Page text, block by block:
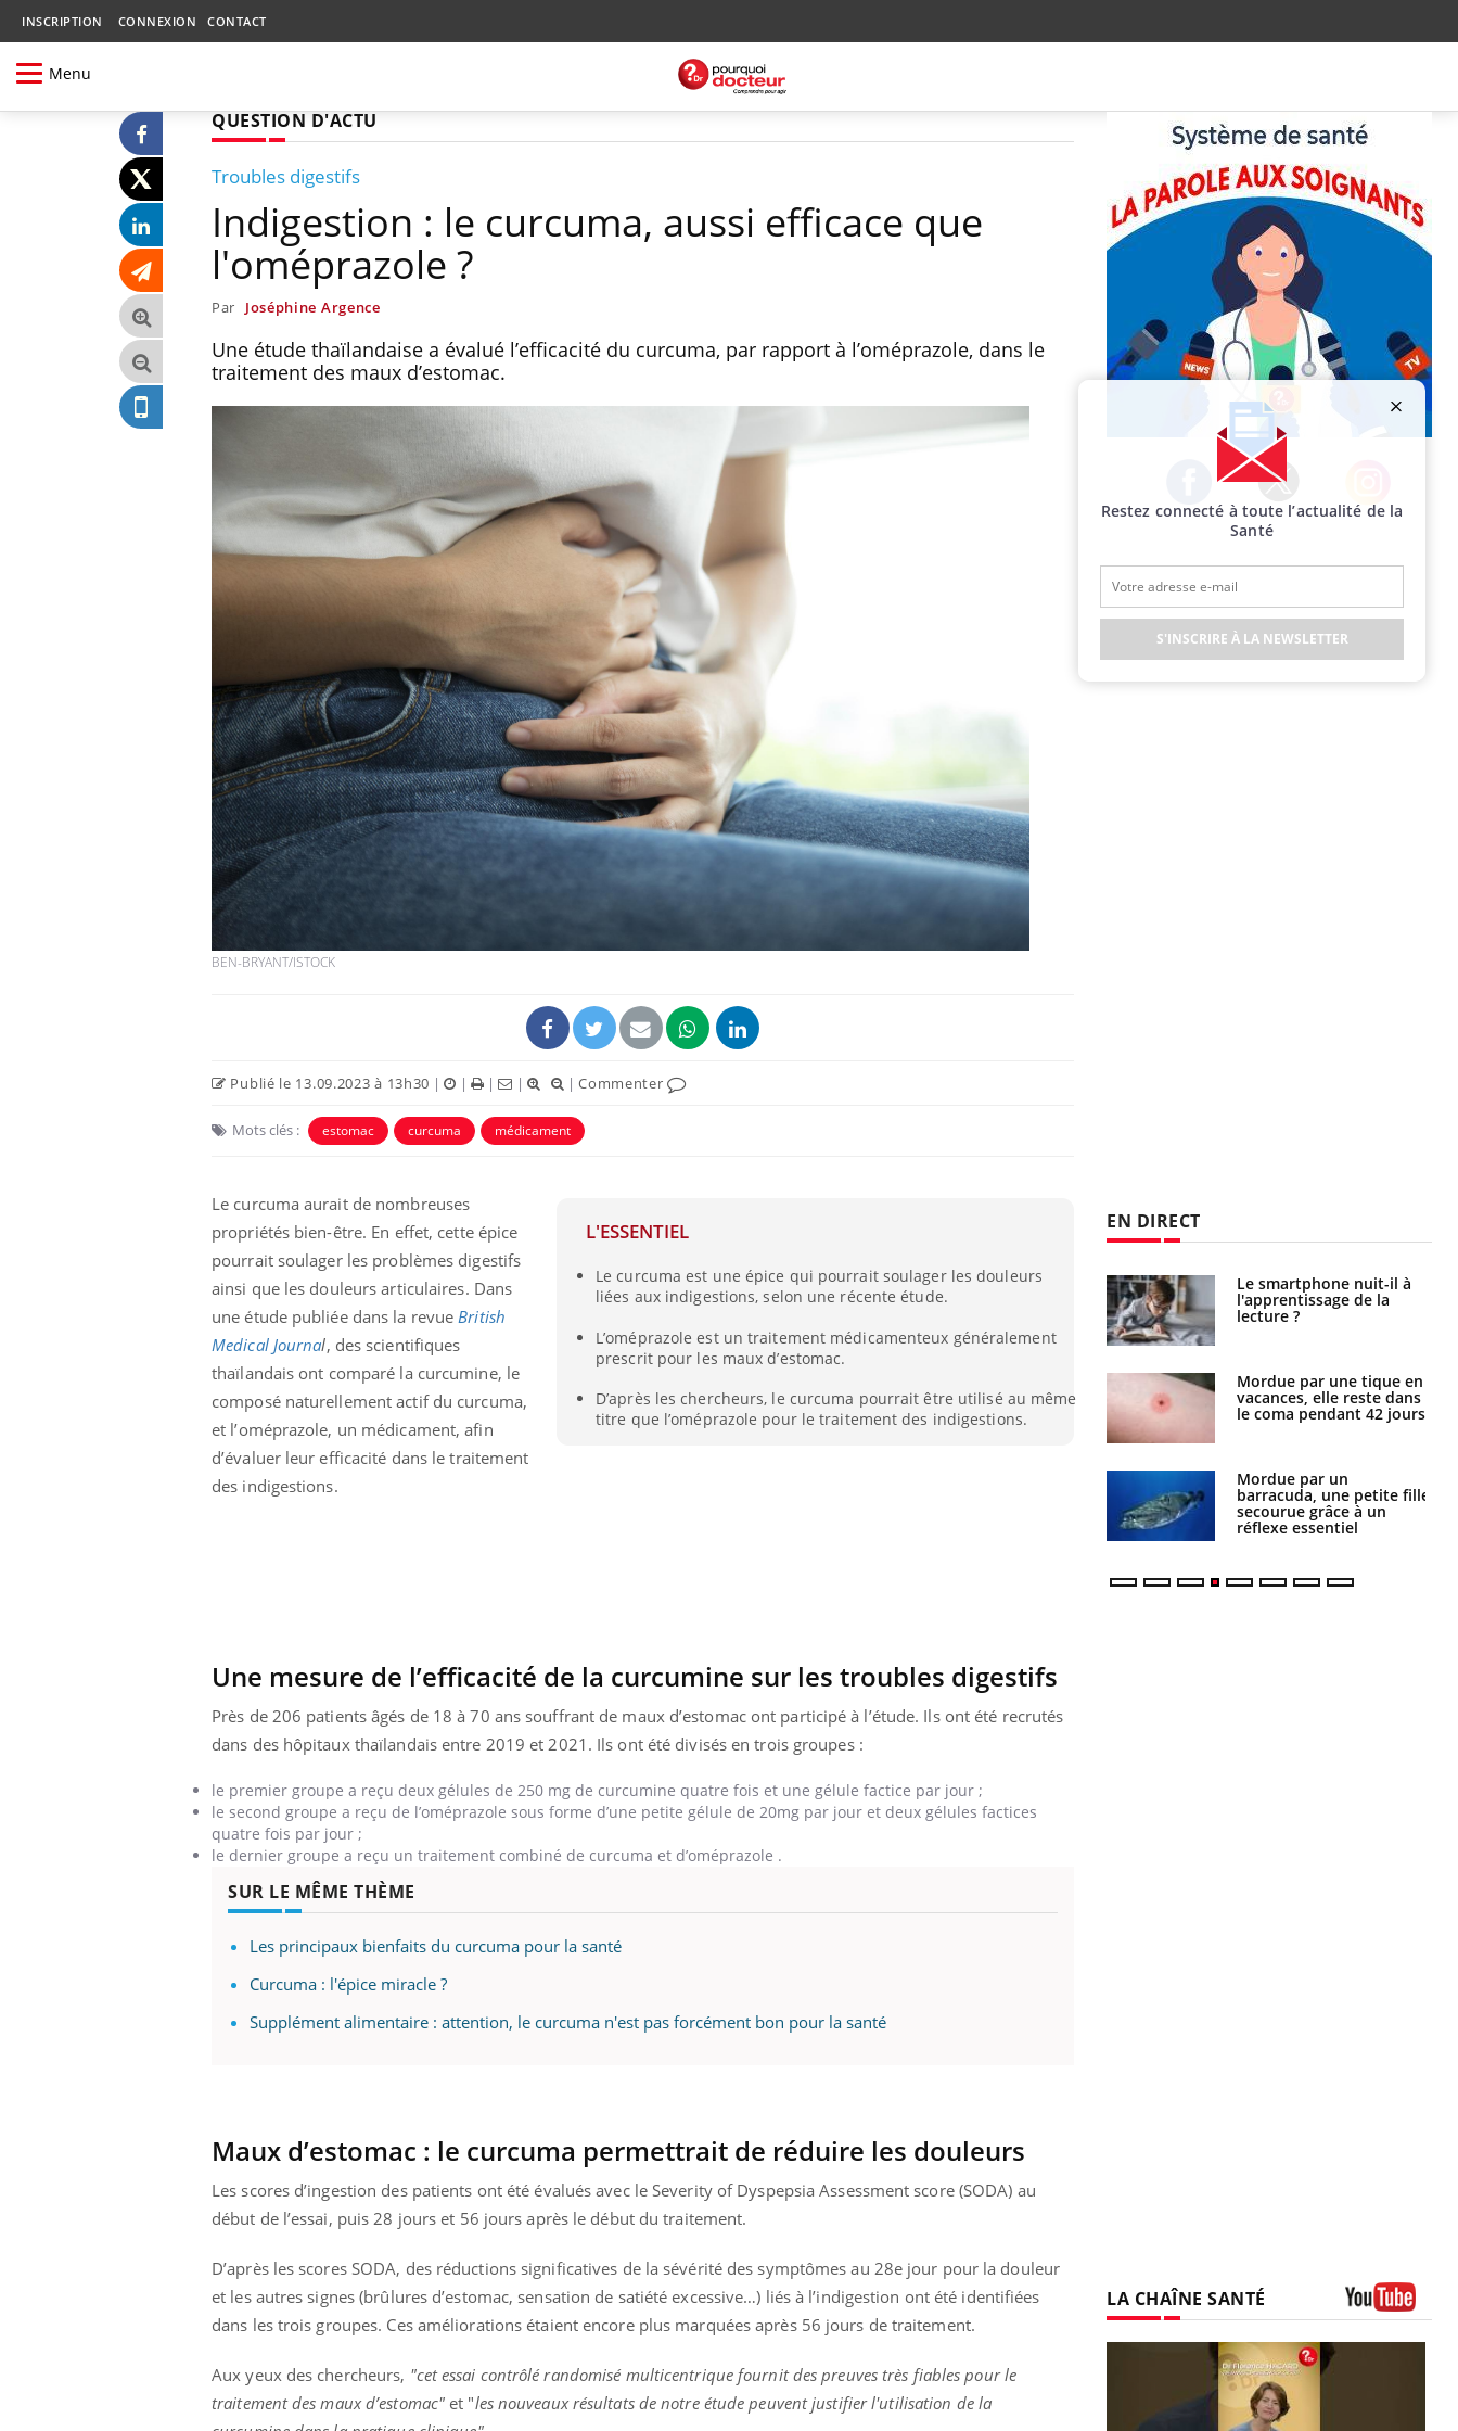
INSCRIPTION CONNEXION CONTACT
Menu
QUESTION D'ACTU
Troubles digestifs
Indigestion : le curcuma, aussi efficace que
l'oméprazole ?
Par Joséphine Argence
Une étude thaïlandaise a évalué l’efficacité du curcuma, par rapport à l’oméprazole, dans le
traitement des maux d’estomac.
BEN-BRYANT/ISTOCK
Publié le 13.09.2023 à 13h30 | | | | |Commenter
Mots clés : estomac curcuma médicament
L'ESSENTIEL
Le curcuma est une épice qui pourrait soulager les douleurs
liées aux indigestions, selon une récente étude.
L’oméprazole est un traitement médicamenteux généralement
prescrit pour les maux d’estomac.
D’après les chercheurs, le curcuma pourrait être utilisé au même
titre que l’oméprazole pour le traitement des indigestions.
Le curcuma aurait de nombreuses
propriétés bien-être. En effet, cette épice
pourrait soulager les problèmes digestifs
ainsi que les douleurs articulaires. Dans
une étude publiée dans la revueBritish
Medical Journal, des scientifiques
thaïlandais ont comparé la curcumine, le
composé naturellement actif du curcuma,
et l’oméprazole, un médicament, afin
d’évaluer leur efficacité dans le traitement
des indigestions.
Une mesure de l’efficacité de la curcumine sur les troubles digestifs
Près de 206 patients âgés de 18 à 70 ans souffrant de maux d’estomac ont participé à l’étude. Ils ont été recrutés
dans des hôpitaux thaïlandais entre 2019 et 2021. Ils ont été divisés en trois groupes :
le premier groupe a reçu deux gélules de 250 mg de curcumine quatre fois et une gélule factice par jour ;
le second groupe a reçu de l’oméprazole sous forme d’une petite gélule de 20mg par jour et deux gélules factices
quatre fois par jour ;
le dernier groupe a reçu un traitement combiné de curcuma et d’oméprazole .
SUR LE MÊME THÈME
Les principaux bienfaits du curcuma pour la santé
Curcuma : l'épice miracle ?
Supplément alimentaire : attention, le curcuma n'est pas forcément bon pour la santé
Maux d’estomac : le curcuma permettrait de réduire les douleurs
Les scores d’ingestion des patients ont été évalués avec le Severity of Dyspepsia Assessment score (SODA) au
début de l’essai, puis 28 jours et 56 jours après le début du traitement.
D’après les scores SODA, des réductions significatives de la sévérité des symptômes au 28e jour pour la douleur
et les autres signes (brûlures d’estomac, sensation de satiété excessive…) liés à l’indigestion ont été identifiées
dans les trois groupes. Ces améliorations étaient encore plus marquées après 56 jours de traitement.
Aux yeux des chercheurs, "cet essai contrôlé randomisé multicentrique fournit des preuves très fiables pour le
traitement des maux d’estomac" et "les nouveaux résultats de notre étude peuvent justifier l'utilisation de la
Facebook Twitter Instagram
EN DIRECT
Les médicaments GLP-1
protègent-ils aussi les os
?
Cytomégalovirus : ce qui
change dans la prise en
charge des femmes
enceintes
La sieste empêche-t-elle
de dormir la nuit ?
VIH : la fin du comprimé
tous les jours se profile-t-
gâche-t-il les premiers
jours de vos vacances ?
Le Viagra pourrait-il
freiner la propagation du
de protéines pourrait
finalement être bénéfique
Le smartphone nuit-il à
l'apprentissage de la
lecture ?
Mordue par une tique en
vacances, elle reste dans
le coma pendant 42 jours
Mordue par un
barracuda, une petite fille
secourue grâce à un
réflexe essentiel
LA CHAÎNE SANTÉ
Restez connecté à toute l’actualité de la
Santé
S'INSCRIRE À LA NEWSLETTER